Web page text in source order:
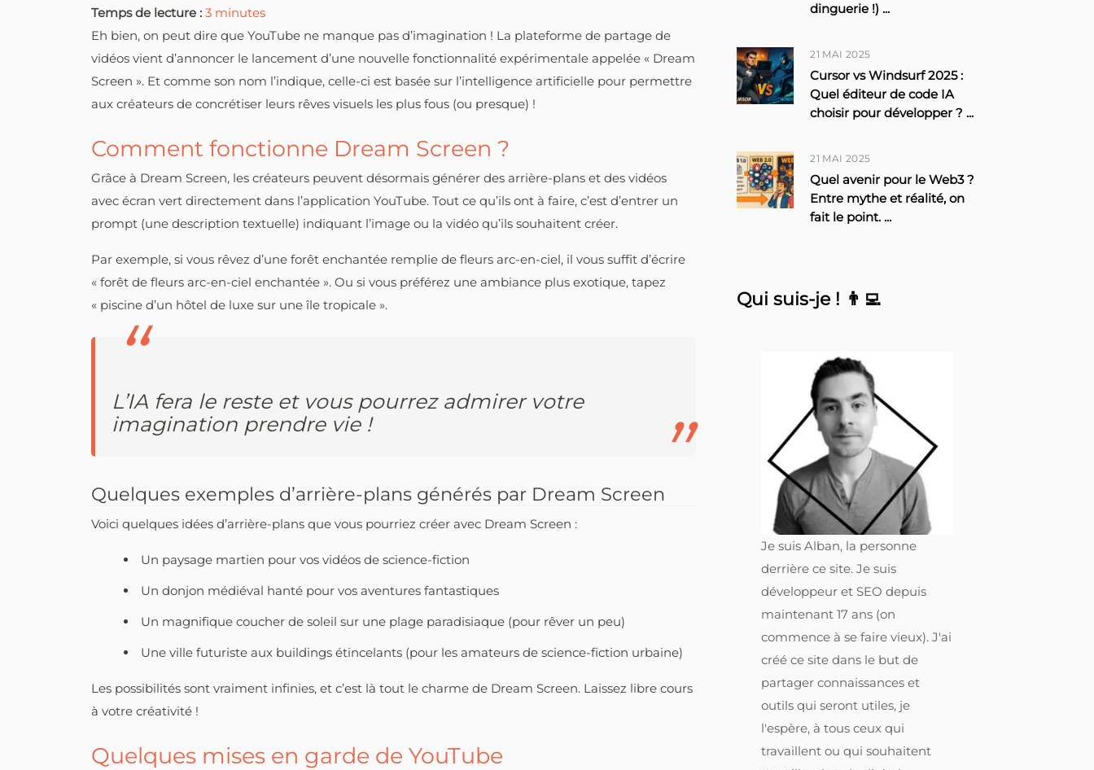
Temps de lecture : 3 minutes
Eh bien, on peut dire que YouTube ne manque pas d’imagination ! La plateforme de partage de
vidéos vient d’annoncer le lancement d’une nouvelle fonctionnalité expérimentale appelée « Dream
Screen ». Et comme son nom l’indique, celle-ci est basée sur l’intelligence artificielle pour permettre
aux créateurs de concrétiser leurs rêves visuels les plus fous (ou presque) !
Comment fonctionne Dream Screen ?
Grâce à Dream Screen, les créateurs peuvent désormais générer des arrière-plans et des vidéos
avec écran vert directement dans l’application YouTube. Tout ce qu’ils ont à faire, c’est d’entrer un
prompt (une description textuelle) indiquant l’image ou la vidéo qu’ils souhaitent créer.
Par exemple, si vous rêvez d’une forêt enchantée remplie de fleurs arc-en-ciel, il vous suffit d’écrire
« forêt de fleurs arc-en-ciel enchantée ». Ou si vous préférez une ambiance plus exotique, tapez
« piscine d’un hôtel de luxe sur une île tropicale ».
L’IA fera le reste et vous pourrez admirer votre
imagination prendre vie !
Quelques exemples d’arrière-plans générés par Dream Screen
Voici quelques idées d’arrière-plans que vous pourriez créer avec Dream Screen :
Un paysage martien pour vos vidéos de science-fiction
Un donjon médiéval hanté pour vos aventures fantastiques
Un magnifique coucher de soleil sur une plage paradisiaque (pour rêver un peu)
Une ville futuriste aux buildings étincelants (pour les amateurs de science-fiction urbaine)
Les possibilités sont vraiment infinies, et c’est là tout le charme de Dream Screen. Laissez libre cours
à votre créativité !
Quelques mises en garde de YouTube
dinguerie !) ...
21 MAI 2025
Cursor vs Windsurf 2025 :
Quel éditeur de code IA
choisir pour développer ? ...
21 MAI 2025
Quel avenir pour le Web3 ?
Entre mythe et réalité, on
fait le point. ...
Qui suis-je ! 👨‍💻
Je suis Alban, la personne
derrière ce site. Je suis
développeur et SEO depuis
maintenant 17 ans (on
commence à se faire vieux). J'ai
créé ce site dans le but de
partager connaissances et
outils qui seront utiles, je
l'espère, à tous ceux qui
travaillent ou qui souhaitent